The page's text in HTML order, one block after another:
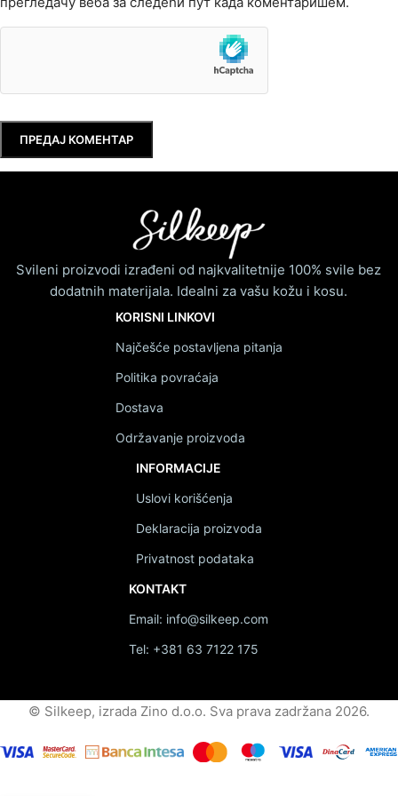
Svileni proizvodi izrađeni od najkvalitetnije 100% svile bez
dodatnih materijala. Idealni za vašu kožu i kosu.
KORISNI LINKOVI
Najčešće postavljena pitanja
Politika povraćaja
Dostava
Održavanje proizvoda
INFORMACIJE
Uslovi korišćenja
Deklaracija proizvoda
Privatnost podataka
KONTAKT
Email: info@silkeep.com
Tel: +381 63 7122 175
© Silkeep, izrada Zino d.o.o. Sva prava zadržana 2026.